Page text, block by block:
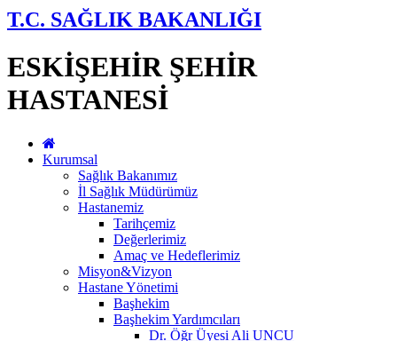
T.C. SAĞLIK BAKANLIĞI
ESKİŞEHİR ŞEHİR
HASTANESİ
Kurumsal
Sağlık Bakanımız
İl Sağlık Müdürümüz
Hastanemiz
Tarihçemiz
Değerlerimiz
Amaç ve Hedeflerimiz
Misyon&Vizyon
Hastane Yönetimi
Başhekim
Başhekim Yardımcıları
Dr. Öğr Üyesi Ali UNCU